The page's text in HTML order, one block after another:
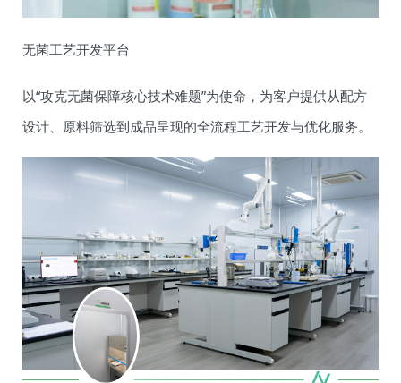
无菌工艺开发平台
以“攻克无菌保障核心技术难题”为使命，为客户提供从配方
设计、原料筛选到成品呈现的全流程工艺开发与优化服务。